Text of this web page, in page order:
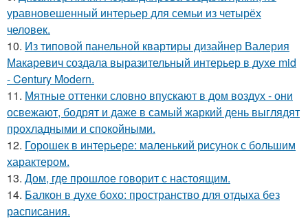
уравновешенный интерьер для семьи из четырёх
человек.
10. Из типовой панельной квартиры дизайнер Валерия
Макаревич создала выразительный интерьер в духе mid
- Century Modern.
11. Мятные оттенки словно впускают в дом воздух - они
освежают, бодрят и даже в самый жаркий день выглядят
прохладными и спокойными.
12. Горошек в интерьере: маленький рисунок с большим
характером.
13. Дом, где прошлое говорит с настоящим.
14. Балкон в духе бохо: пространство для отдыха без
расписания.